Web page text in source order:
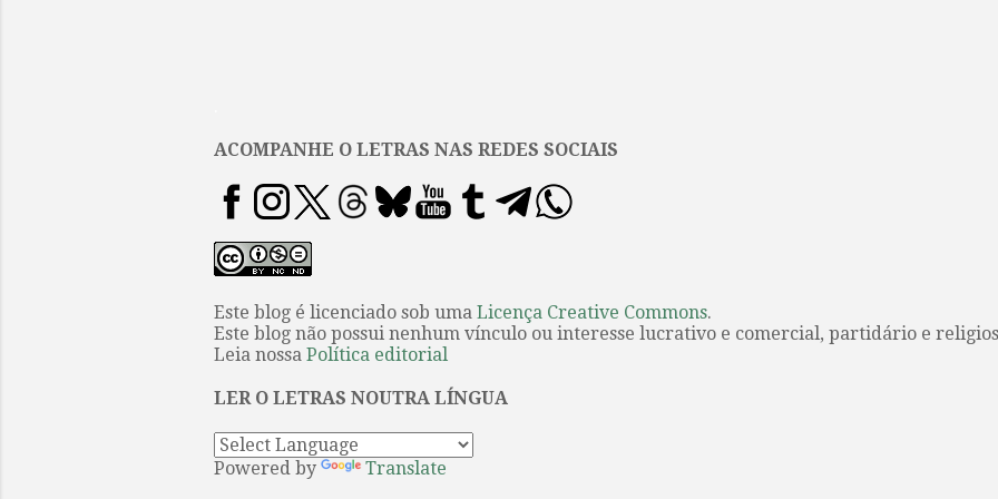
ACOMPANHE O LETRAS NAS REDES SOCIAIS
Este blog é licenciado sob uma Licença Creative Commons.
Este blog não possui nenhum vínculo ou interesse lucrativo e comercial, partidário e
Leia nossa Política editorial
LER O LETRAS NOUTRA LÍNGUA
Powered by Translate